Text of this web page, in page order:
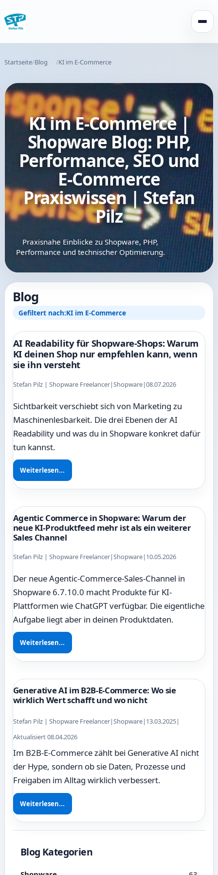
Startseite Blog KI im E-Commerce
KI im E-Commerce |
Shopware Blog: PHP,
Performance, SEO und
E-Commerce
Praxiswissen | Stefan
Pilz
Praxisnahe Einblicke zu Shopware, PHP,
Performance und technischer Optimierung.
Blog Kategorien
Blog
Gefiltert nach:KI im E-Commerce
AI Readability für Shopware-Shops: Warum
KI deinen Shop nur empfehlen kann, wenn
sie ihn versteht
Stefan Pilz | Shopware Freelancer|Shopware|08.07.2026
Sichtbarkeit verschiebt sich von Marketing zu
Maschinenlesbarkeit. Die drei Ebenen der AI
Readability und was du in Shopware konkret dafür
tun kannst.
Weiterlesen...
Agentic Commerce in Shopware: Warum der
neue KI-Produktfeed mehr ist als ein weiterer
Sales Channel
Stefan Pilz | Shopware Freelancer|Shopware| 10.05.2026
Der neue Agentic-Commerce-Sales-Channel in
Shopware 6.7.10.0 macht Produkte für KI-
Plattformen wie ChatGPT verfügbar. Die eigentliche
Aufgabe liegt aber in deinen Produktdaten.
Weiterlesen...
Generative AI im B2B-E-Commerce: Wo sie
wirklich Wert schafft und wo nicht
Stefan Pilz | Shopware Freelancer|Shopware| 13.03.2025|
Aktualisiert 08.04.2026
Im B2B-E-Commerce zählt bei Generative AI nicht
der Hype, sondern ob sie Daten, Prozesse und
Freigaben im Alltag wirklich verbessert.
Weiterlesen...